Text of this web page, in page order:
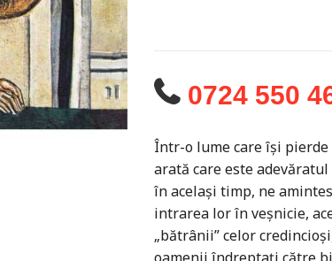
0724 550
Într-o lume care îşi pierde
arată care este
în acelaşi timp, ne
intrarea lor în veşnicie,
„bătrânii” celor